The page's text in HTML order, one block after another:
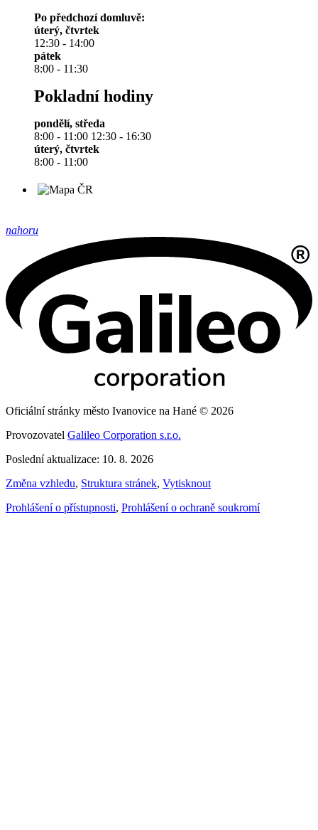
Po předchozí domluvě:
úterý, čtvrtek
12:30 - 14:00
pátek
8:00 - 11:30
Pokladní hodiny
pondělí, středa
8:00 - 11:00 12:30 - 16:30
úterý, čtvrtek
8:00 - 11:00
nahoru
Oficiální stránky město Ivanovice na Hané © 2026
Provozovatel Galileo Corporation s.r.o.
Poslední aktualizace: 10. 8. 2026
Změna vzhledu, Struktura stránek, Vytisknout
Prohlášení o přístupnosti, Prohlášení o ochraně soukromí